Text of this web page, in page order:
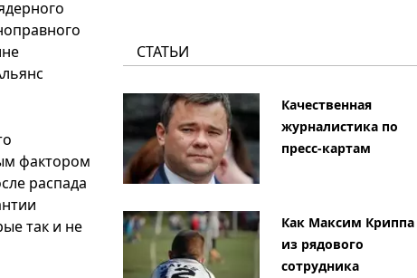
фактором
распада
так и не
СТАТЬИ
Качественная
журналистика по
пресс-картам
Как Максим Криппа
из рядового
сотрудника